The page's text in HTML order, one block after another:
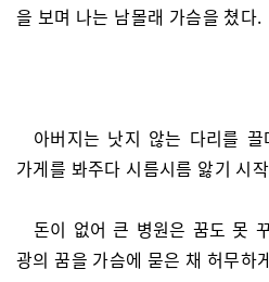
을 보며 나는 남몰래 가슴을 쳤다.
아버지는 낫지 않는 다리를
가게를 봐주다 시름시름 앓기 시
돈이 없어 큰 병원은 꿈도 못
광의 꿈을 가슴에 묻은 채 허무하